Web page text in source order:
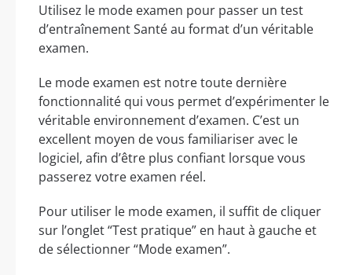
Utilisez le mode examen pour passer un test
d’entraînement Santé au format d’un véritable
examen.
Le mode examen est notre toute dernière
fonctionnalité qui vous permet d’expérimenter le
véritable environnement d’examen. C’est un
excellent moyen de vous familiariser avec le
logiciel, afin d’être plus confiant lorsque vous
passerez votre examen réel.
Pour utiliser le mode examen, il suffit de cliquer
sur l’onglet “Test pratique” en haut à gauche et
de sélectionner “Mode examen”.